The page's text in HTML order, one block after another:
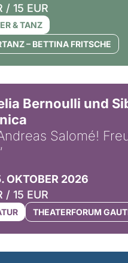
/ 15 EUR
& TANZ
– BETTINA FRITSCHE
Bernoulli und
Salomé!
OKTOBER 2026
/ 15 EUR
THEATERFORUM